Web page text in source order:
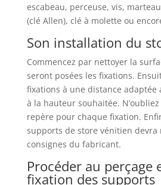
escabeau, perceuse, vis,
(clé Allen), clé à molette ou
Son installation du
Commencez par nettoyer la
seront posées les fixations.
fixations à une distance adaptée
à la hauteur souhaitée.
repère pour chaque fixation.
supports de store vénitien devra
consignes du fabricant.
Procéder au perçage
fixation des supports